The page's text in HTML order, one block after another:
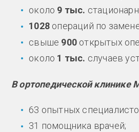
около 9 тыс.
1028 операций по
свыше 900 открытых
около 1 тыс. случаев
В ортопедической клинике
63 опытных
31 помощника врачей;